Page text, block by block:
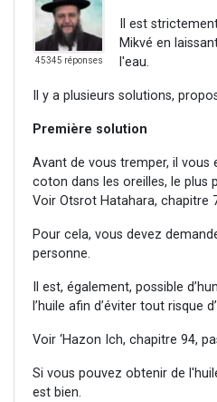
45345 réponses
Il est
Mikvé en
l'eau.
Il y a plusieurs solutions,
Première solution
Avant de vous tremper, il vous
coton dans les oreilles, le plus
Voir Otsrot Hatahara, chapitre
Pour cela, vous devez
personne.
Il est, également, possible
l’huile afin d’éviter tout risque
Voir ‘Hazon Ich, chapitre 94,
Si vous pouvez obtenir de
est bien.